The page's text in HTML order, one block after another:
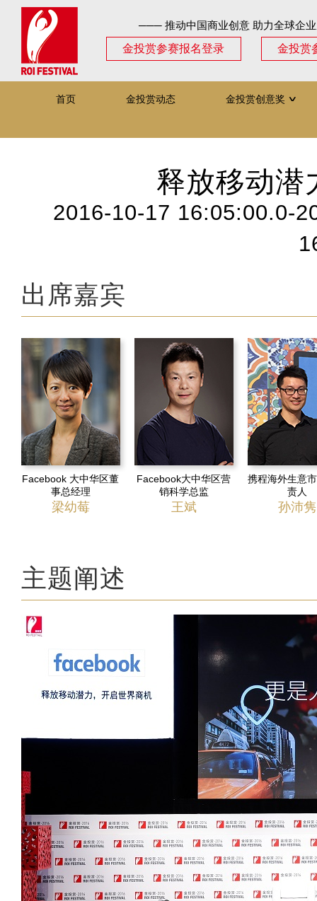
─── 推动中国商业创意 助力全球企
金投赏参赛报名登录
金投赏
首页 金投赏动态 金投赏创意奖 ∨
释放移动潜
2016-10-17 16:05:00.0-
出席嘉宾
Facebook 大中华区董
事总经理
梁幼莓
Facebook大中华区营
销科学总监
王斌
携程海外生意
责人
孙沛隽
主题阐述